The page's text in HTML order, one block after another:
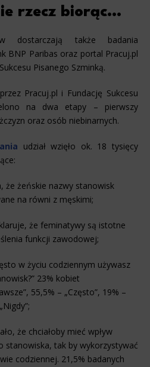
rzecz biorąc…
dostarczają także badania
BNP Paribas oraz portal Pracuj.pl
Pisanego Szminką.
Pracuj.pl i Fundację Sukcesu
na dwa etapy – pierwszy
oraz osób niebinarnych.
udział wzięło ok. 18 tysięcy
że żeńskie nazwy stanowisk
na równi z męskimi;
że feminatywy są istotne
funkcji zawodowej;
w życiu codziennym używasz
23% kobiet
55,5% – „Często”, 19% –
że chciałoby mieć wpływ
stanowiska, tak by wykorzystywać
codziennej. 21,5% badanych